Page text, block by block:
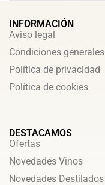
INFORMACIÓN
Aviso legal
Condiciones generales
Política de privacidad
Política de cookies
DESTACAMOS
Ofertas
Novedades Vinos
Novedades Destilados